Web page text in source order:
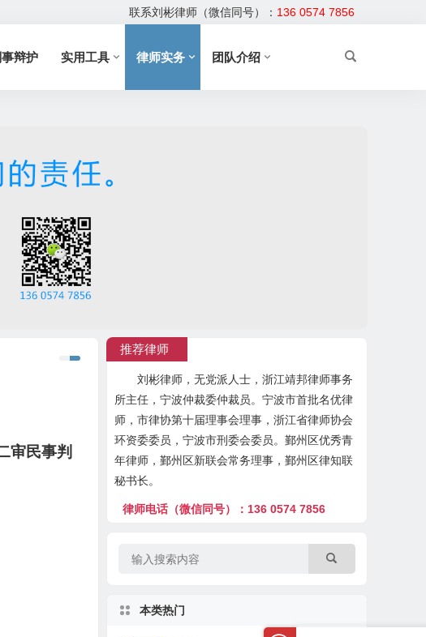
联系刘彬律师（微信同号）： 136 0574 7856
辩护 实用工具 律师实务 团队介绍
审民事判
推荐律师
刘彬律师，无党派人士，浙江靖邦律师事务
所主任，宁波仲裁委仲裁员。宁波市首批名优律
师，市律协第十届理事会理事，浙江省律师协会
环资委委员，宁波市刑委会委员。鄞州区优秀青
年律师，鄞州区新联会常务理事，鄞州区律知联
秘书长。
律师电话（微信同号）：136 0574 7856
本类热门